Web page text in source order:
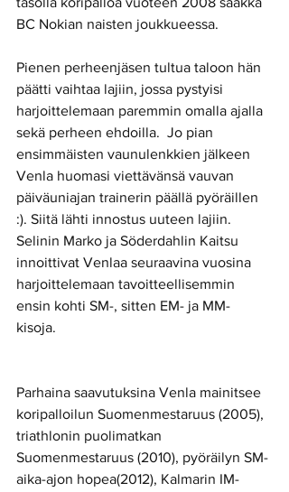
BC Nokian naisten joukkueessa.
Pienen perheenjäsen tultua taloon hän
päätti vaihtaa lajiin, jossa pystyisi
harjoittelemaan paremmin omalla ajalla
sekä perheen ehdoilla.  Jo pian
ensimmäisten vaunulenkkien jälkeen
Venla huomasi viettävänsä vauvan
päiväuniajan trainerin päällä pyöräillen
:). Siitä lähti innostus uuteen lajiin.
Selinin Marko ja Söderdahlin Kaitsu
innoittivat Venlaa seuraavina vuosina
harjoittelemaan tavoitteellisemmin
ensin kohti SM-, sitten EM- ja MM-
kisoja.
Parhaina saavutuksina Venla mainitsee
koripalloilun Suomenmestaruus (2005),
triathlonin puolimatkan
Suomenmestaruus (2010), pyöräilyn SM-
aika-ajon hopea(2012), Kalmarin IM-